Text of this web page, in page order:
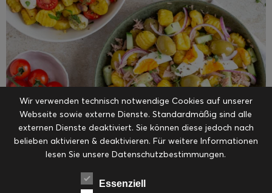
Auf Instagram folgen
NEUESTER CONTENT
Wir verwenden technisch notwendige Cookies auf unserer
Webseite sowie externe Dienste. Standardmäßig sind alle
externen Dienste deaktiviert. Sie können diese jedoch nach
belieben aktivieren & deaktivieren. Für weitere Informationen
lesen Sie unsere Datenschutzbestimmungen.
Essenziell